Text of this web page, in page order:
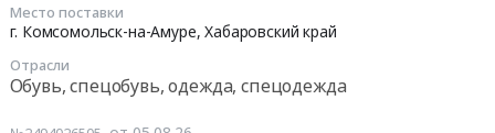
Место поставки
г. Комсомольск-на-Амуре,Хабаровский край
Отрасли
Обувь, спецобувь, одежда, спецодежда